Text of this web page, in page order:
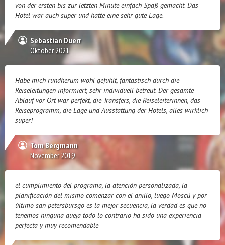
von der ersten bis zur letzten Minute einfach Spaß gemacht. Das
Hotel war auch super und hatte eine sehr gute Lage.
Sebastian Duerr
Oktober 2021
Habe mich rundherum wohl gefühlt, fantastisch durch die
Reiseleitungen informiert, sehr individuell betreut. Der gesamte
Ablauf vor Ort war perfekt, die Transfers, die Reiseleiterinnen, das
Reiseprogramm, die Lage und Ausstattung der Hotels, alles wirklich
super!
Tom Bergmann
November 2019
el cumplimiento del programa, la atención personalizada, la
planificación del mismo comenzar con el anillo, luego Moscú y por
último san petersbursgo es la mejor secuencia, la verdad es que no
tenemos ninguna queja todo lo contrario ha sido una experiencia
perfecta y muy recomendable